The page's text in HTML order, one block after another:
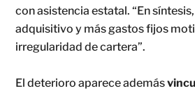
con asistencia estatal. “En
adquisitivo y más gastos fijos
irregularidad de cartera”.
El deterioro aparece además